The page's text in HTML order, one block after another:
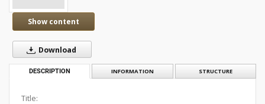
Show content
Download
DESCRIPTION INFORMATION STRUCTURE
Title: